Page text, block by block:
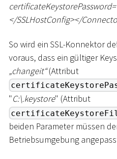
</SSLHostConfig></
So wird ein SSL-Konnektor
voraus, dass ein gültiger
„changeit“(Attribut
"C:\.keystore" (Attribut
beiden Parameter müssen
Betriebsumgebung